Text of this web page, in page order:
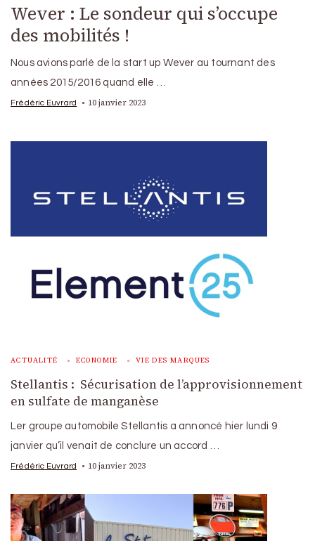
Wever : Le sondeur qui s’occupe
des mobilités !
Nous avions parlé de la start up Wever au tournant des
années 2015/2016 quand elle …
Frédéric Euvrard 10 janvier 2023
ACTUALITÉ ECONOMIE VIE DES MARQUES
Stellantis : Sécurisation de l’approvisionnement
en sulfate de manganèse
Ler groupe automobile Stellantis a annoncé hier lundi 9
janvier qu’il venait de conclure un accord …
Frédéric Euvrard 10 janvier 2023